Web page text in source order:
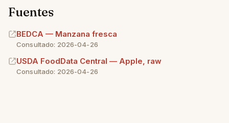
Fuentes
BEDCA — Manzana fresca
Consultado: 2026-04-26
USDA FoodData Central — Apple, raw
Consultado: 2026-04-26